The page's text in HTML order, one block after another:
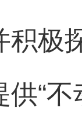
积极
“